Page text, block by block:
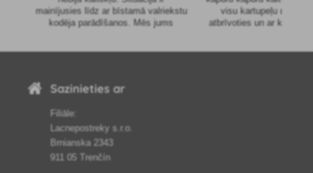
mainījusies līdz ar bīstamā valriekstu
kodēja parādīšanos. Mēs jums
visu kartupeļu ražu.
atbrīvoties un ar ko
Sazinieties ar
Filiāle:
Lacnepostreky s.r.o.
Brnianska 2343
911 05 Trenčín